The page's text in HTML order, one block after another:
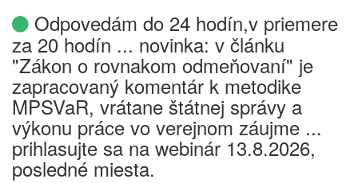
Odpovedám do 24 hodín,v priemere
za 20 hodín ... novinka: v článku
"Zákon o rovnakom odmeňovaní" je
zapracovaný komentár k metodike
MPSVaR, vrátane štátnej správy a
výkonu práce vo verejnom záujme ...
prihlasujte sa na webinár 13.8.2026,
posledné miesta.